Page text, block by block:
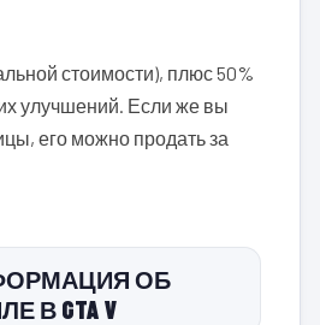
стоимости), плюс 50%
улучшений. Если же вы
его можно продать за
ОБ
В GTA V